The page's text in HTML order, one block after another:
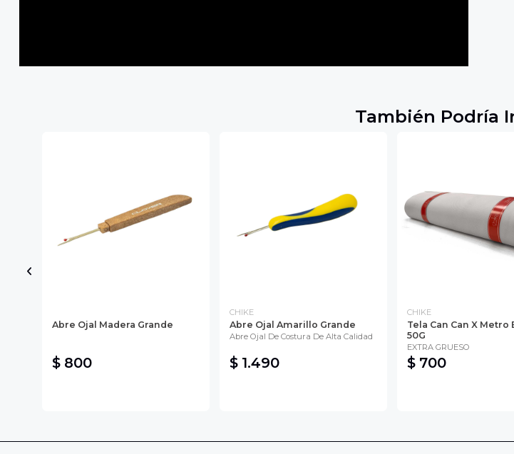
También Podría
Abre Ojal Madera Grande
$ 800
CHIKE
Abre Ojal Amarillo Grande
Abre Ojal De Costura De Alta Calidad
$ 1.490
CHIKE
Tela Can Can X Metro
50G
EXTRA GRUESO
$ 700